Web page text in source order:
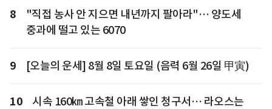
8
"직접 농사 안 지으면 내년까지 팔아라"… 양도세
중과에 떨고 있는 6070
9 [오늘의 운세] 8월 8일 토요일 (음력 6월 26일 甲寅)
10
시속 160㎞ 고속철 아래 쌓인 청구서… 라오스는